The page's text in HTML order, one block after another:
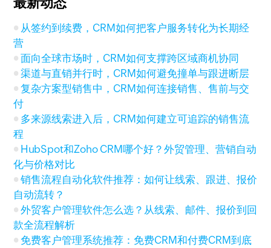
从签约到续费，CRM如何把客户服务转化为长期经
营
面向全球市场时，CRM如何支撑跨区域商机协同
渠道与直销并行时，CRM如何避免撞单与跟进断层
复杂方案型销售中，CRM如何连接销售、售前与交
付
多来源线索进入后，CRM如何建立可追踪的销售流
程
HubSpot和Zoho CRM哪个好？外贸管理、营销自动
化与价格对比
销售流程自动化软件推荐：如何让线索、跟进、报价
自动流转？
外贸客户管理软件怎么选？从线索、邮件、报价到回
款全流程解析
免费客户管理系统推荐：免费CRM和付费CRM到底